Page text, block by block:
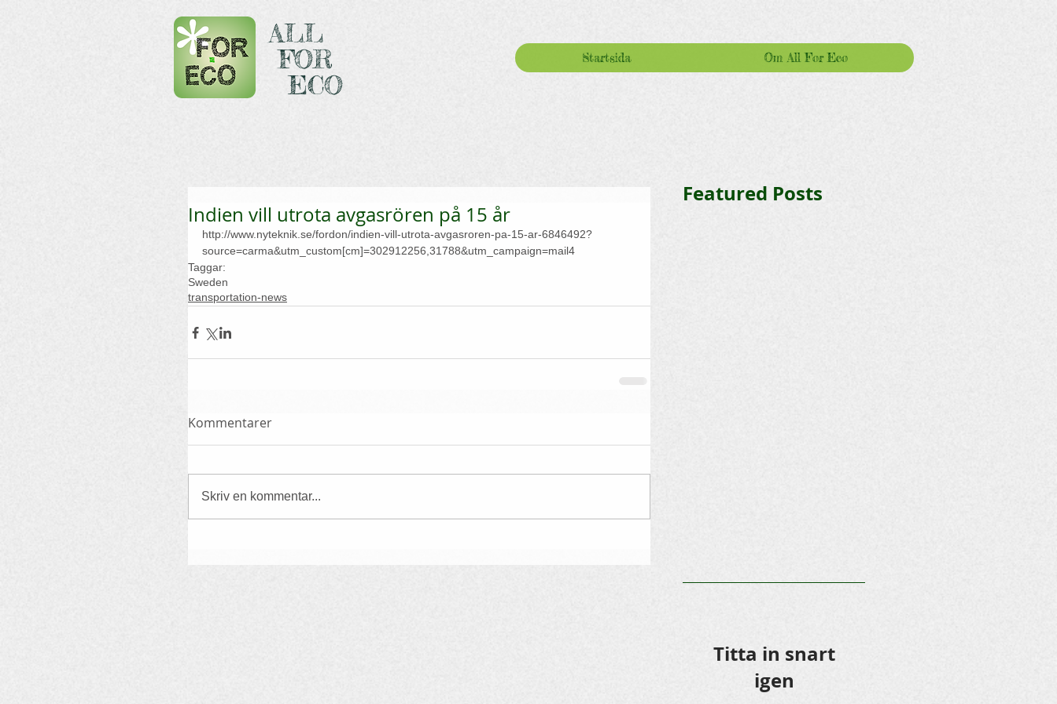
ALL
FOR
ECO
Startsida Om All For Eco
Indien vill utrota avgasrören på 15 år
http://www.nyteknik.se/fordon/indien-vill-utrota-avgasroren-pa-15-ar-6846492?
source=carma&utm_custom[cm]=302912256,31788&utm_campaign=mail4
Taggar:
Sweden
transportation-news
Kommentarer
Skriv en kommentar...
Featured Posts
Titta in snart
igen